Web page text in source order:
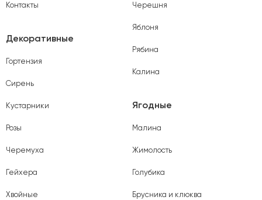
Контакты Черешня
Яблоня
Рябина
Калина
Декоративные
Гортензия
Сирень
Кустарники
Розы
Черемуха
Гейхера
Хвойные
Ягодные
Малина
Жимолость
Голубика
Брусника и клюква